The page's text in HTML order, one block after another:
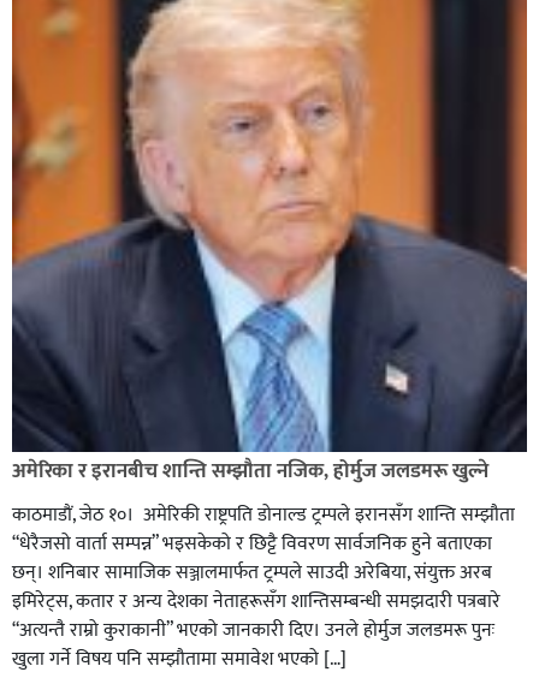
अमेरिका र इरानबीच शान्ति सम्झौता नजिक, होर्मुज जलडमरू खुल्ने
काठमाडाैं, जेठ १०। अमेरिकी राष्ट्रपति डोनाल्ड ट्रम्पले इरानसँग शान्ति सम्झौता
“धेरैजसो वार्ता सम्पन्न” भइसकेको र छिट्टै विवरण सार्वजनिक हुने बताएका
छन्। शनिबार सामाजिक सञ्जालमार्फत ट्रम्पले साउदी अरेबिया, संयुक्त अरब
इमिरेट्स, कतार र अन्य देशका नेताहरूसँग शान्तिसम्बन्धी समझदारी पत्रबारे
“अत्यन्तै राम्रो कुराकानी” भएको जानकारी दिए। उनले होर्मुज जलडमरू पुनः
खुला गर्ने विषय पनि सम्झौतामा समावेश भएको […]